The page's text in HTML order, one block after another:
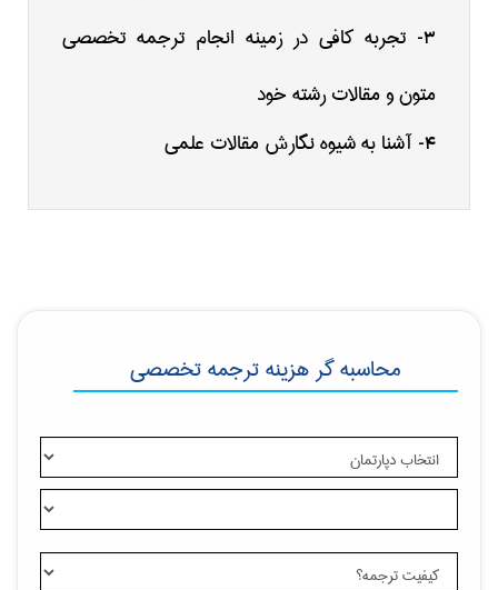
3-
تجربه کافی در زمینه انجام ترجمه تخصصی
متون و مقالات رشته خود
4- آشنا به شیوه نگارش مقالات علمی
محاسبه گر هزینه ترجمه تخصصی